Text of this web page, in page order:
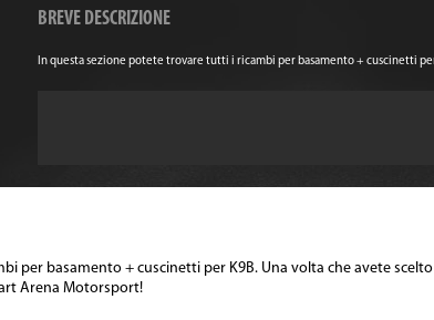
BREVE DESCRIZIONE
In questa sezione potete trovare tutti i ricambi per basamento + cuscinetti
per basamento + cuscinetti per K9B. Una volta che avete
Arena Motorsport!